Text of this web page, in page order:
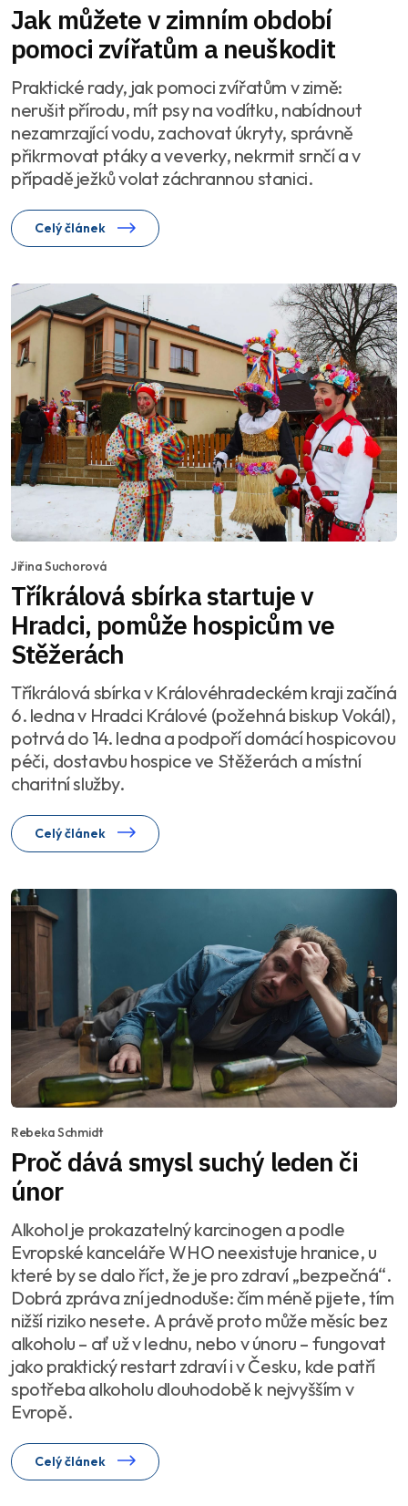
Jak můžete v zimním období
pomoci zvířatům a neuškodit
Praktické rady, jak pomoci zvířatům v zimě:
nerušit přírodu, mít psy na vodítku, nabídnout
nezamrzající vodu, zachovat úkryty, správně
přikrmovat ptáky a veverky, nekrmit srnčí a v
případě ježků volat záchrannou stanici.
Celý článek
Jiřina Suchorová
Tříkrálová sbírka startuje v
Hradci, pomůže hospicům ve
Stěžerách
Tříkrálová sbírka v Královéhradeckém kraji začíná
6. ledna v Hradci Králové (požehná biskup Vokál),
potrvá do 14. ledna a podpoří domácí hospicovou
péči, dostavbu hospice ve Stěžerách a místní
charitní služby.
Celý článek
Rebeka Schmidt
Proč dává smysl suchý leden či
únor
Alkohol je prokazatelný karcinogen a podle
Evropské kanceláře WHO neexistuje hranice, u
které by se dalo říct, že je pro zdraví „bezpečná“.
Dobrá zpráva zní jednoduše: čím méně pijete, tím
nižší riziko nesete. A právě proto může měsíc bez
alkoholu – ať už v lednu, nebo v únoru – fungovat
jako praktický restart zdraví i v Česku, kde patří
spotřeba alkoholu dlouhodobě k nejvyšším v
Evropě.
Celý článek